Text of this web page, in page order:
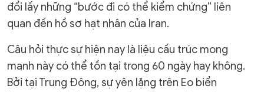
đổi lấy những “bước đi có thể kiểm chứng” liên
quan đến hồ sơ hạt nhân của Iran.
Câu hỏi thực sự hiện nay là liệu cấu trúc mong
manh này có thể tồn tại trong 60 ngày hay không.
Bởi tại Trung Đông, sự yên lặng trên Eo biển